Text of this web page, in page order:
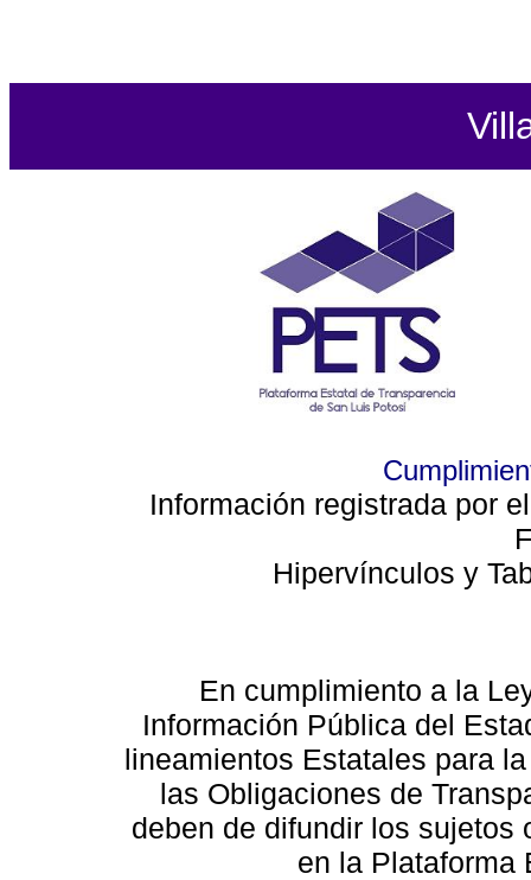
Información registrada por
Hipervínculos y
En cumplimiento a la
Información Pública del
lineamientos Estatales para
las Obligaciones de
deben de difundir los sujetos
en la Plataforma